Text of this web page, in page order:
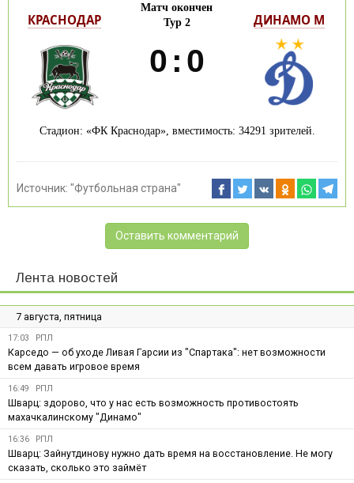
КРАСНОДАР
Матч окончен
Тур 2
0 : 0
ДИНАМО М
Стадион: «ФК Краснодар», вместимость: 34291 зрителей.
Источник: "Футбольная страна"
Оставить комментарий
Лента новостей
7 августа, пятница
17:03 РПЛ
Карседо — об уходе Ливая Гарсии из "Спартака": нет возможности
всем давать игровое время
16:49 РПЛ
Шварц: здорово, что у нас есть возможность противостоять
махачкалинскому "Динамо"
16:36 РПЛ
Шварц: Зайнутдинову нужно дать время на восстановление. Не могу
сказать, сколько это займёт